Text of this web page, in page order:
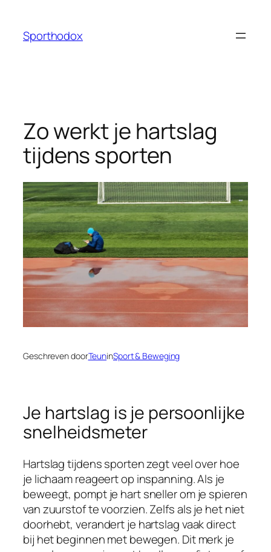
Sporthodox
Zo werkt je hartslag
tijdens sporten
Geschreven doorTeuninSport & Beweging
Je hartslag is je persoonlijke
snelheidsmeter
Hartslag tijdens sporten zegt veel over hoe
je lichaam reageert op inspanning. Als je
beweegt, pompt je hart sneller om je spieren
van zuurstof te voorzien. Zelfs als je het niet
doorhebt, verandert je hartslag vaak direct
bij het beginnen met bewegen. Dit merk je